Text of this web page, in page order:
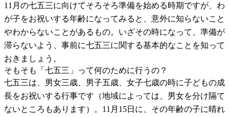
11月の七五三に向けてそろそろ準備を始める時期ですが、わ
が子をお祝いする年齢になってみると、意外に知らないこと
やわからないことがあるもの。いざその時になって、準備が
滞らないよう、事前に七五三に関する基本的なことを知って
おきましょう。
そもそも「七五三」って何のために行うの？
七五三は、男女三歳、男子五歳、女子七歳の時に子どもの成
長をお祝いする行事です（地域によっては、男女を分け隔て
ないところもあります）。11月15日に、その年齢の子に晴れ